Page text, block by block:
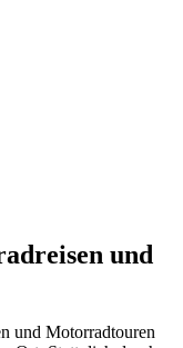
und
und Motorradtouren